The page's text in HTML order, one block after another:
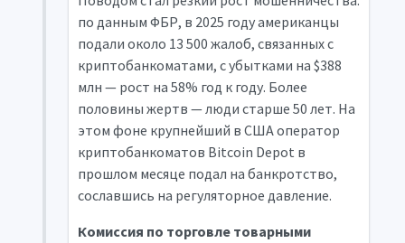
по данным ФБР, в 2025 году американцы
подали около 13 500 жалоб, связанных с
криптобанкоматами, с убытками на $388
млн — рост на 58% год к году. Более
половины жертв — люди старше 50 лет. На
этом фоне крупнейший в США оператор
криптобанкоматов Bitcoin Depot в
прошлом месяце подал на банкротство,
сославшись на регуляторное давление.
Комиссия по торговле товарными